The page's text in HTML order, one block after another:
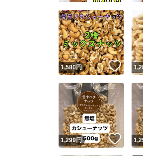
1,580円 いい
1,299円 いい